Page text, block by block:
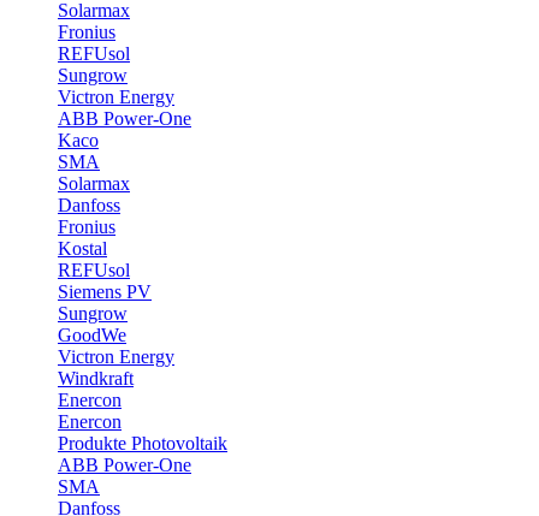
Solarmax
Fronius
REFUsol
Sungrow
Victron Energy
ABB Power-One
Kaco
SMA
Solarmax
Danfoss
Fronius
Kostal
REFUsol
Siemens PV
Sungrow
GoodWe
Victron Energy
Windkraft
Enercon
Enercon
Produkte Photovoltaik
ABB Power-One
SMA
Danfoss